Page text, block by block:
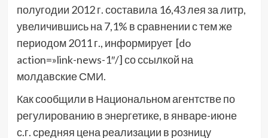
полугодии 2012 г. составила 16,43 лея за литр,
увеличившись на 7,1% в сравнении с тем же
периодом 2011 г., информирует [do
action=»link-news-1″/] со ссылкой на
молдавские СМИ.
Как сообщили в Национальном агентстве по
регулированию в энергетике, в январе-июне
с.г. средняя цена реализации в розницу